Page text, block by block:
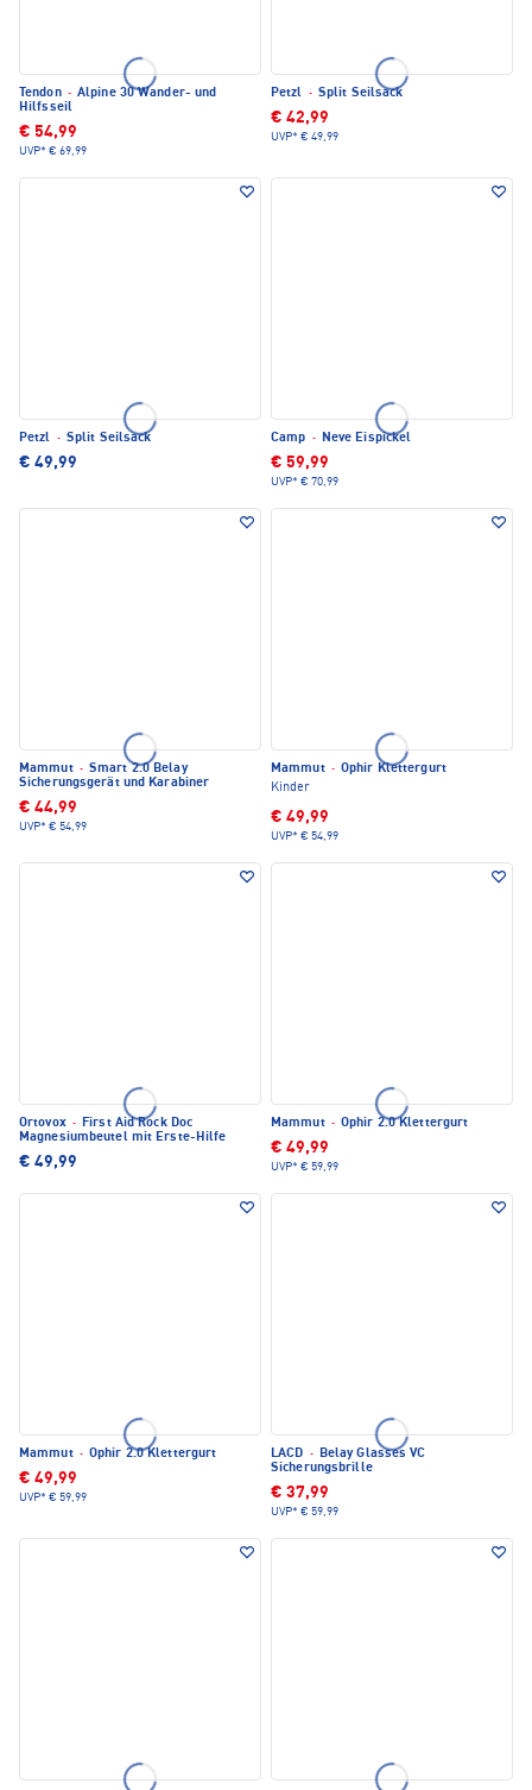
Tendon · Alpine 30 Wander- und
Hilfsseil
€ 54,99
UVP* € 69,99
Petzl · Split Seilsack
€ 42,99
UVP* € 49,99
Petzl · Split Seilsack
€ 49,99
Camp · Neve Eispickel
€ 59,99
UVP* € 70,99
Mammut · Smart 2.0 Belay
Sicherungsgerät und Karabiner
€ 44,99
UVP* € 54,99
Mammut · Ophir Klettergurt
Kinder
€ 49,99
UVP* € 54,99
Ortovox · First Aid Rock Doc
Magnesiumbeutel mit Erste-Hilfe
€ 49,99
Mammut · Ophir 2.0 Klettergurt
€ 49,99
UVP* € 59,99
Mammut · Ophir 2.0 Klettergurt
€ 49,99
UVP* € 59,99
LACD · Belay Glasses VC
Sicherungsbrille
€ 37,99
UVP* € 59,99